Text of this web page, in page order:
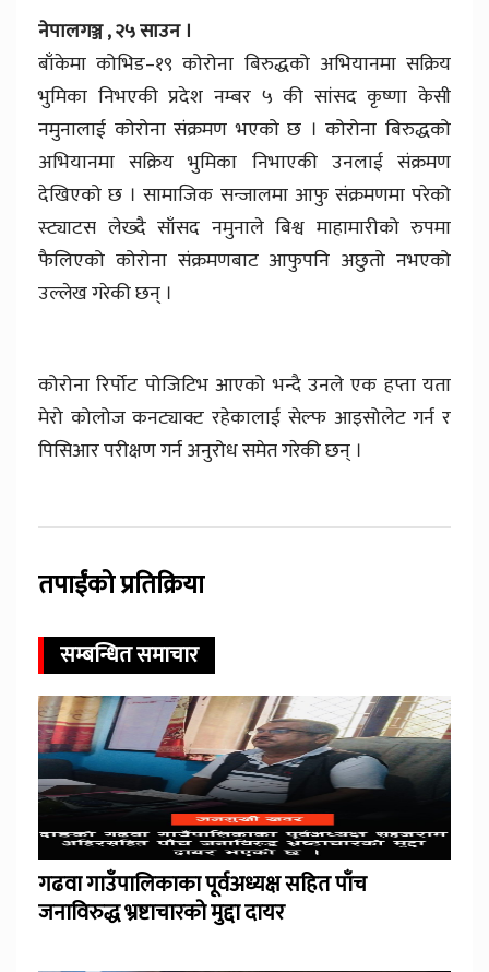
नेपालगञ्ज , २५ साउन ।
बाँकेमा कोभिड–१९ कोरोना बिरुद्धको अभियानमा सक्रिय
भुमिका निभएकी प्रदेश नम्बर ५ की सांसद कृष्णा केसी
नमुनालाई कोरोना संक्रमण भएको छ । कोरोना बिरुद्धको
अभियानमा सक्रिय भुमिका निभाएकी उनलाई संक्रमण
देखिएको छ । सामाजिक सन्जालमा आफु संक्रमणमा परेको
स्ट्याटस लेख्दै साँसद नमुनाले बिश्व माहामारीको रुपमा
फैलिएको कोरोना संक्रमणबाट आफुपनि अछुतो नभएको
उल्लेख गरेकी छन् ।
कोरोना रिर्पोट पोजिटिभ आएको भन्दै उनले एक हप्ता यता
मेरो कोलोज कनट्याक्ट रहेकालाई सेल्फ आइसोलेट गर्न र
पिसिआर परीक्षण गर्न अनुरोध समेत गरेकी छन् ।
तपाईंको प्रतिक्रिया
सम्बन्धित समाचार
गढवा गाउँपालिकाका पूर्वअध्यक्ष सहित पाँच
जनाविरुद्ध भ्रष्टाचारको मुद्दा दायर